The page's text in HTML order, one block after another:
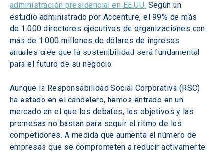
administración presidencial en EE.UU. Según un
estudio administrado por Accenture, el 99% de más
de 1.000 directores ejecutivos de organizaciones con
más de 1.000 millones de dólares de ingresos
anuales cree que la sostenibilidad será fundamental
para el futuro de su negocio.
Aunque la Responsabilidad Social Corporativa (RSC)
ha estado en el candelero, hemos entrado en un
mercado en el que los debates, los objetivos y las
promesas no bastan para seguir el ritmo de los
competidores. A medida que aumenta el número de
empresas que se comprometen a reducir activamente